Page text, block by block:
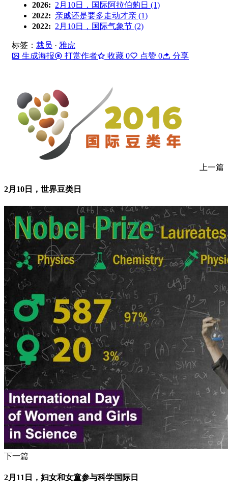
2026: 2月10日，国际阿拉伯豹日 (1)
2022: 亲戚还是要多走动才亲 (1)
2022: 2月10日，国际气象节 (2)
标签： 裁员 · 雅虎
生成海报
打赏作者 收藏 0 点赞 0 分享
上一篇
2月10日，世界豆类日
下一篇
2月11日，妇女和女童参与科学国际日